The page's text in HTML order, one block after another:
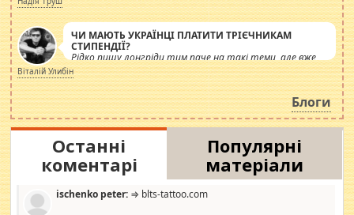
ЧИ МАЮТЬ УКРАЇНЦІ ПЛАТИТИ ТРІЄЧНИКАМ
СТИПЕНДІЇ?
Рідко пишу лонгріди тим паче на такі теми, але вже
просто дістало! Обурюють сьогоднішні інсенуації
навколо стипендіального питання. Штучно
роздувається ще одна соціальна катастрофа.
Віталій Улибін
Блоги
Останні
коментарі
Популярні
матеріали
ischenko peter: ⇒ blts-tattoo.com